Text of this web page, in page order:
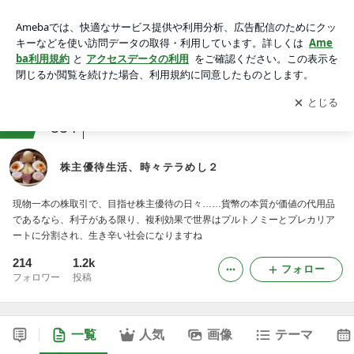
アプリをダウンロードして ブログの更新通知
を受け取りまし
ょう。
開く
554
株主優待生活、時々テラめし２
現物一本の株取引で、目指せ株主優待の日々……貨幣の本質が価値の代用品
であるなら、利子がある限り、複利効果で世界はプルトノミーとプレカリア
ートに分割され、生き辛い社会になりますね
214
フォロワー
1.2k
投稿
フォロー
一覧 人気 画像 テーマ